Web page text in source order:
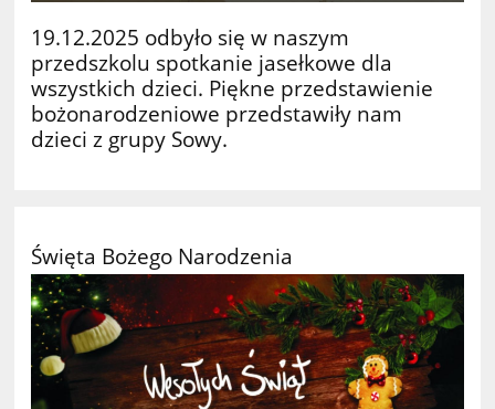
19.12.2025 odbyło się w naszym
przedszkolu spotkanie jasełkowe dla
wszystkich dzieci. Piękne przedstawienie
bożonarodzeniowe przedstawiły nam
dzieci z grupy Sowy.
Święta Bożego Narodzenia